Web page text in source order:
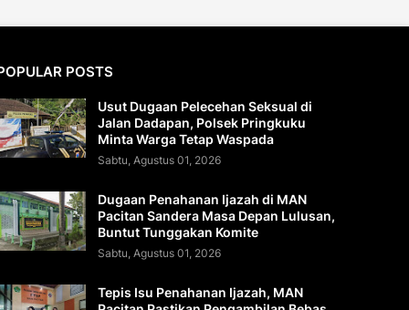
POSTS
Usut Dugaan Pelecehan Seksual di
Jalan Dadapan, Polsek Pringkuku
Minta Warga Tetap Waspada
Sabtu, Agustus 01, 2026
Dugaan Penahanan Ijazah di MAN
Pacitan Sandera Masa Depan Lulusan,
Buntut Tunggakan Komite
Sabtu, Agustus 01, 2026
Tepis Isu Penahanan Ijazah, MAN